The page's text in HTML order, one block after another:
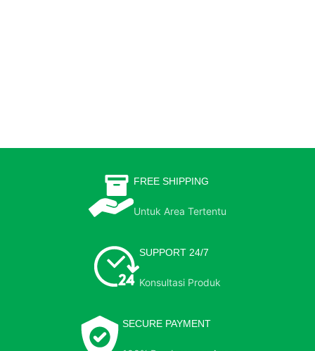
FREE SHIPPING
Untuk Area Tertentu
SUPPORT 24/7
Konsultasi Produk
SECURE PAYMENT